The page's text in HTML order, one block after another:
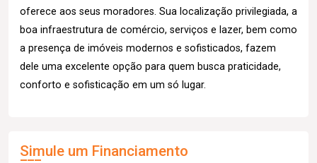
oferece aos seus moradores. Sua localização privilegiada, a
boa infraestrutura de comércio, serviços e lazer, bem como
a presença de imóveis modernos e sofisticados, fazem
dele uma excelente opção para quem busca praticidade,
conforto e sofisticação em um só lugar.
Simule um Financiamento